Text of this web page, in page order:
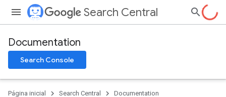
Search Central
Documentation
Search Console
Página inicial Search Central Documentation